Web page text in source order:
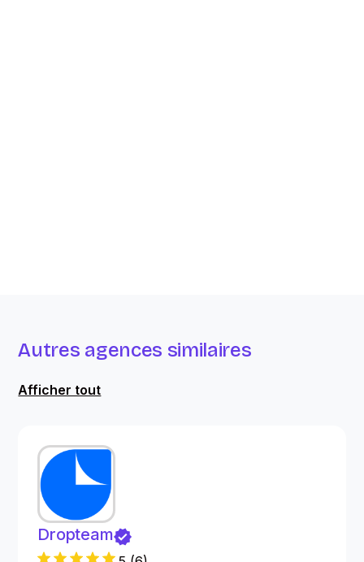
Autres agences similaires
Afficher tout
Dropteam